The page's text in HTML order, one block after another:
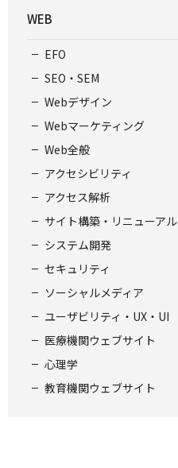
WEB
EFO
SEO・SEM
Webデザイン
Webマーケティング
Web全般
アクセシビリティ
アクセス解析
サイト構築・リニューアル
システム開発
セキュリティ
ソーシャルメディア
ユーザビリティ・UX・UI
医療機関ウェブサイト
心理学
教育機関ウェブサイト